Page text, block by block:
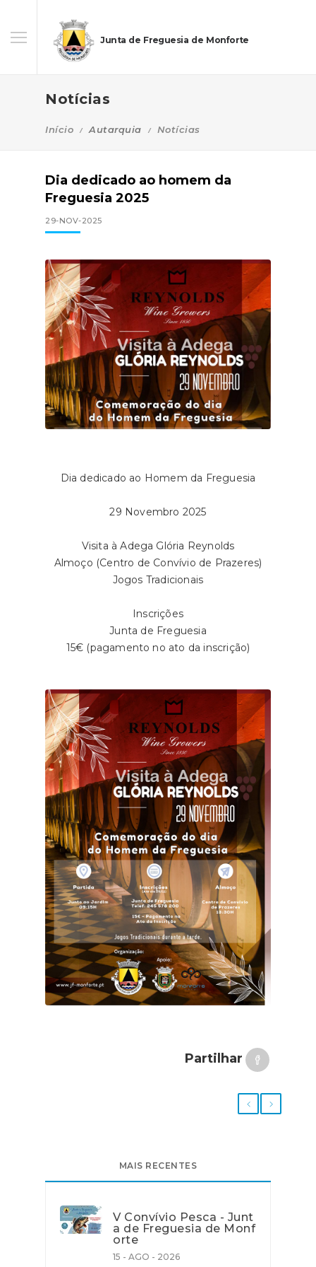
Junta de Freguesia de Monforte
Notícias
Início Autarquia Notícias
Dia dedicado ao homem da
Freguesia 2025
29-NOV-2025
Dia dedicado ao Homem da Freguesia
29 Novembro 2025
Visita à Adega Glória Reynolds
Almoço (Centro de Convívio de Prazeres)
Jogos Tradicionais
Inscrições
Junta de Freguesia
15€ (pagamento no ato da inscrição)
Partilhar
MAIS RECENTES
V Convívio Pesca - Junt
a de Freguesia de Monf
orte
15 - AGO - 2026